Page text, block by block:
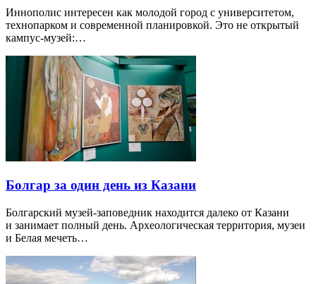
Иннополис интересен как молодой город с университетом,
технопарком и современной планировкой. Это не открытый
кампус-музей:…
Болгар за один день из Казани
Болгарский музей-заповедник находится далеко от Казани
и занимает полный день. Археологическая территория, музеи
и Белая мечеть…